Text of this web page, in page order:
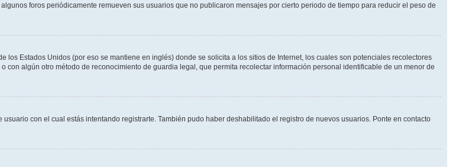
foros periódicamente remueven sus usuarios que no publicaron mensajes por cierto periodo de tiempo para reducir el peso de
los Estados Unidos (por eso se mantiene en inglés) donde se solicita a los sitios de Internet, los cuales son potenciales recolectores
algún otro método de reconocimiento de guardia legal, que permita recolectar información personal identificable de un menor de
con el cual estás intentando registrarte. También pudo haber deshabilitado el registro de nuevos usuarios. Ponte en contacto